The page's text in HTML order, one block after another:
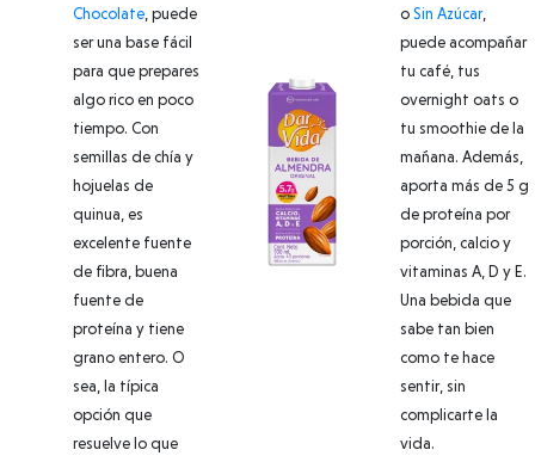
Chocolate, puede
ser una base fácil
para que prepares
algo rico en poco
tiempo. Con
semillas de chía y
hojuelas de
quinua, es
excelente fuente
de fibra, buena
fuente de
proteína y tiene
grano entero. O
sea, la típica
opción que
resuelve lo que
o Sin Azúcar,
puede acompañar
tu café, tus
overnight oats o
tu smoothie de la
mañana. Además,
aporta más de 5 g
de proteína por
porción, calcio y
vitaminas A, D y E.
Una bebida que
sabe tan bien
como te hace
sentir, sin
complicarte la
vida.